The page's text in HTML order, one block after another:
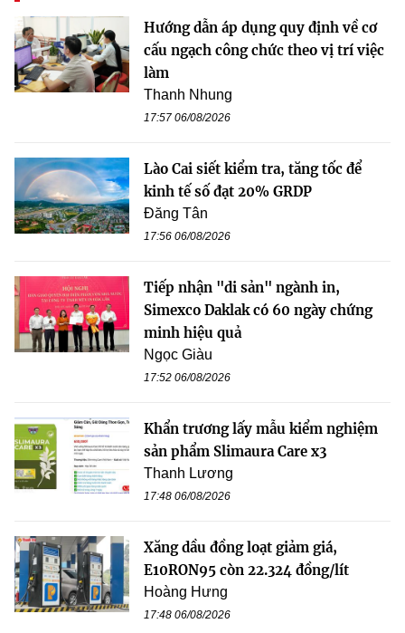
Hướng dẫn áp dụng quy định về cơ
cấu ngạch công chức theo vị trí việc
làm
Thanh Nhung
17:57 06/08/2026
Lào Cai siết kiểm tra, tăng tốc để
kinh tế số đạt 20% GRDP
Đăng Tân
17:56 06/08/2026
Tiếp nhận "di sản" ngành in,
Simexco Daklak có 60 ngày chứng
minh hiệu quả
Ngọc Giàu
17:52 06/08/2026
Khẩn trương lấy mẫu kiểm nghiệm
sản phẩm Slimaura Care x3
Thanh Lương
17:48 06/08/2026
Xăng dầu đồng loạt giảm giá,
E10RON95 còn 22.324 đồng/lít
Hoàng Hưng
17:48 06/08/2026